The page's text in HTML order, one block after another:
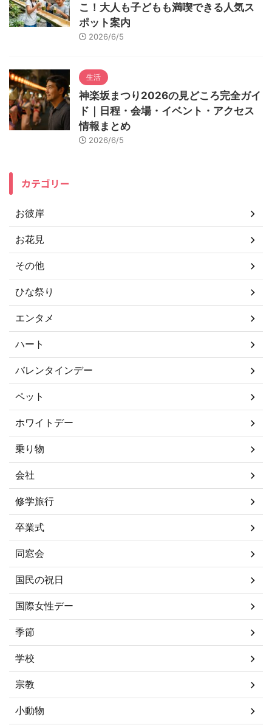
こ！大人も子どもも満喫できる人気ス
ポット案内
2026/6/5
生活
神楽坂まつり2026の見どころ完全ガイ
ド｜日程・会場・イベント・アクセス
情報まとめ
2026/6/5
カテゴリー
お彼岸
お花見
その他
ひな祭り
エンタメ
ハート
バレンタインデー
ペット
ホワイトデー
乗り物
会社
修学旅行
卒業式
同窓会
国民の祝日
国際女性デー
季節
学校
宗教
小動物